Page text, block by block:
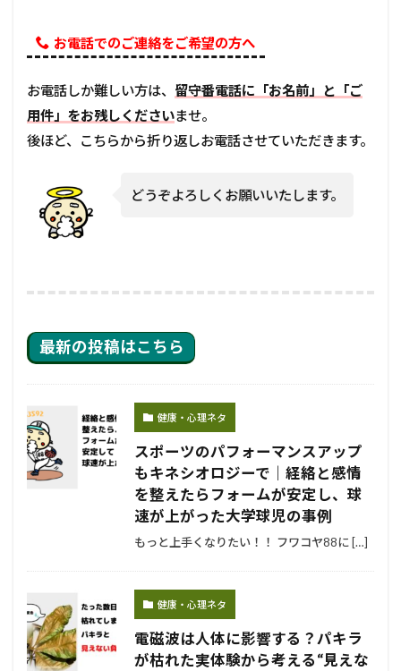
お電話でのご連絡をご希望の方へ
お電話しか難しい方は、 留守番電話に「お名前」と「ご
用件」をお残しくださいませ。
後ほど、こちらから折り返しお電話させていただきます。
どうぞよろしくお願いいたします。
最新の投稿はこちら
健康・心理ネタ
スポーツのパフォーマンスアップ
もキネシオロジーで｜経絡と感情
を整えたらフォームが安定し、球
速が上がった大学球児の事例
もっと上手くなりたい！！ フワコヤ88に […]
健康・心理ネタ
電磁波は人体に影響する？パキラ
が枯れた実体験から考える“見えな